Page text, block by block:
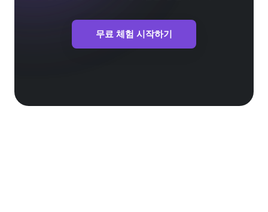
무료 체험 시작하기